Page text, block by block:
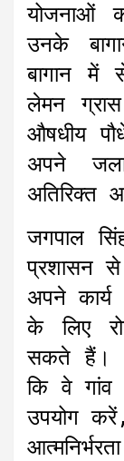
योजनाओं
उनके
बागान
लेमन
औषधीय
अपने
अतिरिक्त
जगपाल
प्रशासन
अपने
के लिए
सकते हैं।
कि वे गांव
उपयोग